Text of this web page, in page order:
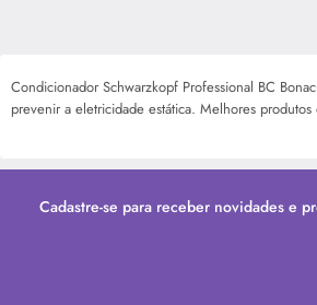
Condicionador Schwarzkopf Professional BC
prevenir a eletricidade estática. Melhores
Cadastre-se para receber novidades e